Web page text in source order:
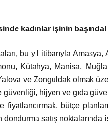
kadınlar işinin başında!
bu yıl itibarıyla Amasya,
Kütahya, Manisa,
ve Zonguldak olmak
güvenliği, hijyen ve gıda
bütçe
satış noktalarında